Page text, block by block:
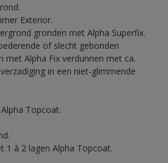
Exterior.
gronden met Alpha Superfix.
of slecht gebonden
met Alpha Fix verdunnen met ca.
in een niet-glimmende
Topcoat.
1 à 2 lagen Alpha Topcoat.